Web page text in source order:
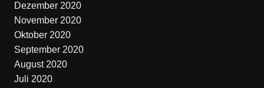
Dezember 2020
November 2020
Oktober 2020
September 2020
August 2020
Juli 2020